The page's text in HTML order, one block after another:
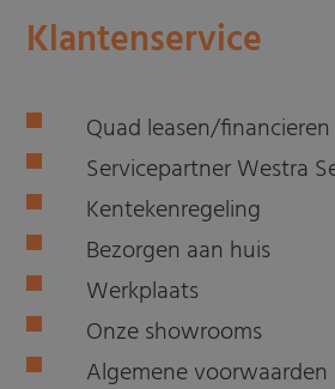
Klantenservice
Quad leasen/financieren
Servicepartner Westra
Kentekenregeling
Bezorgen aan huis
Werkplaats
Onze showrooms
Algemene voorwaarden